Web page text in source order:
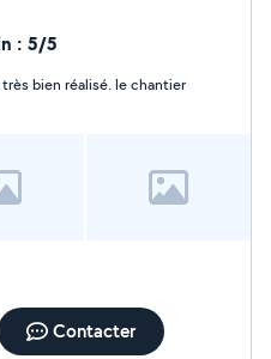
: 5/5
bien réalisé. le chantier
Contacter